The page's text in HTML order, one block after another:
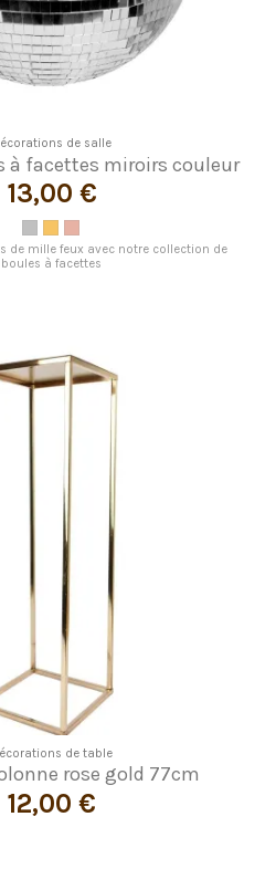
de salle
à facettes miroirs couleur
13,00 €
de mille feux avec notre collection de
boules à facettes
de table
rose gold 77cm
12,00 €